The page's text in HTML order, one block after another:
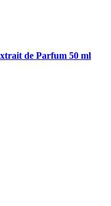
de Parfum 50 ml